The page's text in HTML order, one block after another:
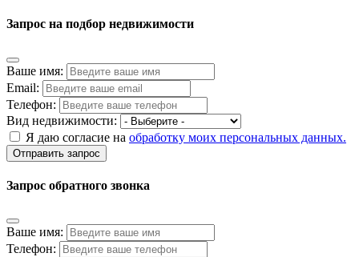
Запрос на подбор недвижимости
Ваше имя:
Email:
Телефон:
Вид недвижимости:
Я даю согласие на обработку моих персональных данных.
Отправить запрос
Запрос обратного звонка
Ваше имя:
Телефон: